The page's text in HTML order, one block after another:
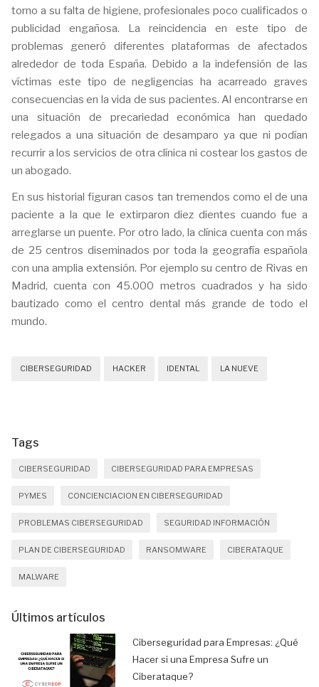
torno a su falta de higiene, profesionales poco cualificados o
publicidad engañosa. La reincidencia en este tipo de
problemas generó diferentes plataformas de afectados
alrededor de toda España. Debido a la indefensión de las
víctimas este tipo de negligencias ha acarreado graves
consecuencias en la vida de sus pacientes. Al encontrarse en
una situación de precariedad económica han quedado
relegados a una situación de desamparo ya que ni podían
recurrir a los servicios de otra clínica ni costear los gastos de
un abogado.
En sus historial figuran casos tan tremendos como el de una
paciente a la que le extirparon diez dientes cuando fue a
arreglarse un puente. Por otro lado, la clínica cuenta con más
de 25 centros diseminados por toda la geografía española
con una amplia extensión. Por ejemplo su centro de Rivas en
Madrid, cuenta con 45.000 metros cuadrados y ha sido
bautizado como el centro dental más grande de todo el
mundo.
CIBERSEGURIDAD HACKER IDENTAL LA NUEVE
Tags
CIBERSEGURIDAD CIBERSEGURIDAD PARA EMPRESAS
PYMES CONCIENCIACION EN CIBERSEGURIDAD
PROBLEMAS CIBERSEGURIDAD SEGURIDAD INFORMACIÓN
PLAN DE CIBERSEGURIDAD RANSOMWARE CIBERATAQUE
MALWARE
Últimos artículos
Ciberseguridad para Empresas: ¿Qué
Hacer si una Empresa Sufre un
Ciberataque?